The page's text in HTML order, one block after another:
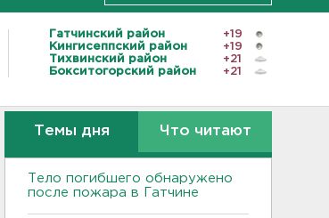
Гатчинский район
+19
Кингисеппский район
+19
Тихвинский район
+21
Бокситогорский район
+21
Темы дня Что читают
Тело погибшего обнаружено
после пожара в Гатчине